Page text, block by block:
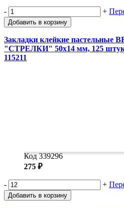
- +
Добавить в корзину
Закладки клейкие пастельные
"СТРЕЛКИ" 50х14 мм, 125 штук
115211
Код 339296
275 ₽
- +
Добавить в корзину